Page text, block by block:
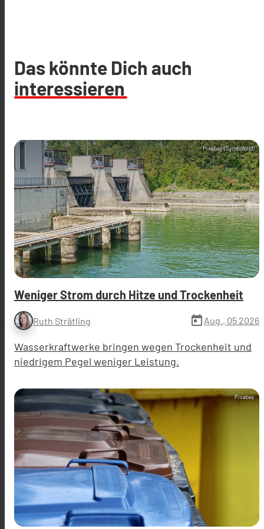
Das könnte Dich auch
interessieren
Pixabay (Symbolbild)
Weniger Strom durch Hitze und Trockenheit
Ruth Strätling today Aug., 05 2026
Wasserkraftwerke bringen wegen Trockenheit und
niedrigem Pegel weniger Leistung.
Pixabay